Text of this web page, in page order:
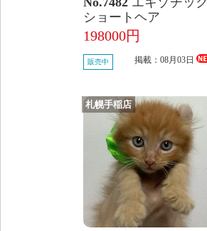
ショートヘア
198000円
販売中 掲載：08月03日
札幌手稲店